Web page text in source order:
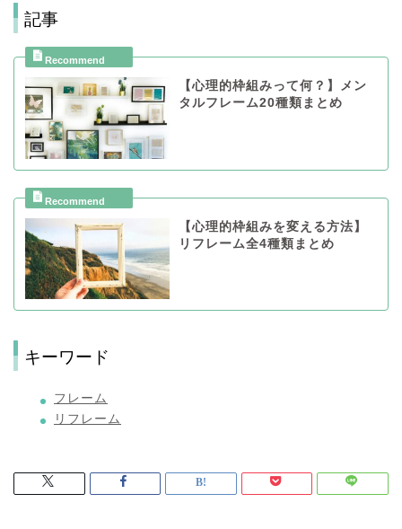
記事
【心理的枠組みって何？】メン
タルフレーム20種類まとめ
【心理的枠組みを変える方法】
リフレーム全4種類まとめ
キーワード
フレーム
リフレーム